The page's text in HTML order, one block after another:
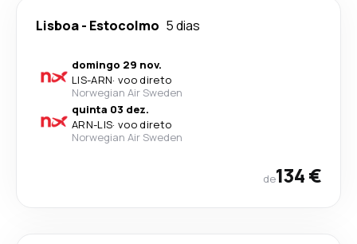
Lisboa- Estocolmo 5 dias
domingo 29 nov.
LIS-ARN· voo direto
Norwegian Air Sweden
quinta 03 dez.
ARN-LIS· voo direto
Norwegian Air Sweden
de134 €